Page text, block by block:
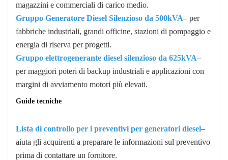
magazzini e commerciali di carico medio.
Gruppo Generatore Diesel Silenzioso da 500kVA– per
fabbriche industriali, grandi officine, stazioni di pompaggio e
energia di riserva per progetti.
Gruppo elettrogenerante diesel silenzioso da 625kVA–
per maggiori poteri di backup industriali e applicazioni con
margini di avviamento motori più elevati.
Guide tecniche
Lista di controllo per i preventivi per generatori diesel–
aiuta gli acquirenti a preparare le informazioni sul preventivo
prima di contattare un fornitore.